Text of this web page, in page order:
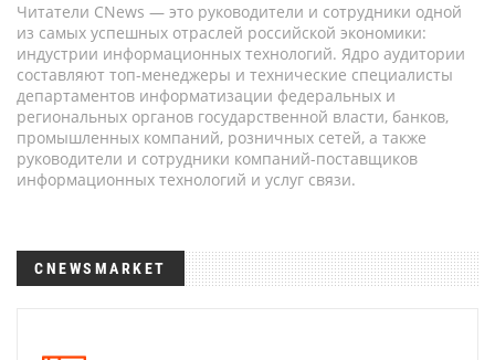
Читатели CNews — это руководители и сотрудники одной
из самых успешных отраслей российской экономики:
индустрии информационных технологий. Ядро аудитории
составляют топ-менеджеры и технические специалисты
департаментов информатизации федеральных и
региональных органов государственной власти, банков,
промышленных компаний, розничных сетей, а также
руководители и сотрудники компаний-поставщиков
информационных технологий и услуг связи.
CNEWSMARKET